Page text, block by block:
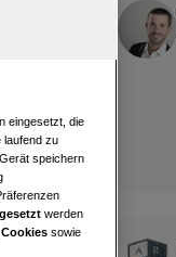
eingesetzt, die
laufend zu
speichern
werden
sowie